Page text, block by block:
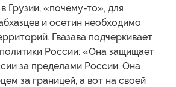
Грузии, «почему-то», для
и осетин необходимо
Гвазава подчеркивает
России: «Она защищает
за пределами России. Она
за границей, а вот на своей